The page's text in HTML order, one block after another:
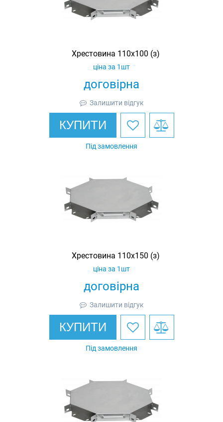
Хрестовина 110х100 (з)
договірна
ціна за 1шт
Залишити відгук
КУПИТИ
Під замовлення
Хрестовина 110х150 (з)
договірна
ціна за 1шт
Залишити відгук
КУПИТИ
Під замовлення